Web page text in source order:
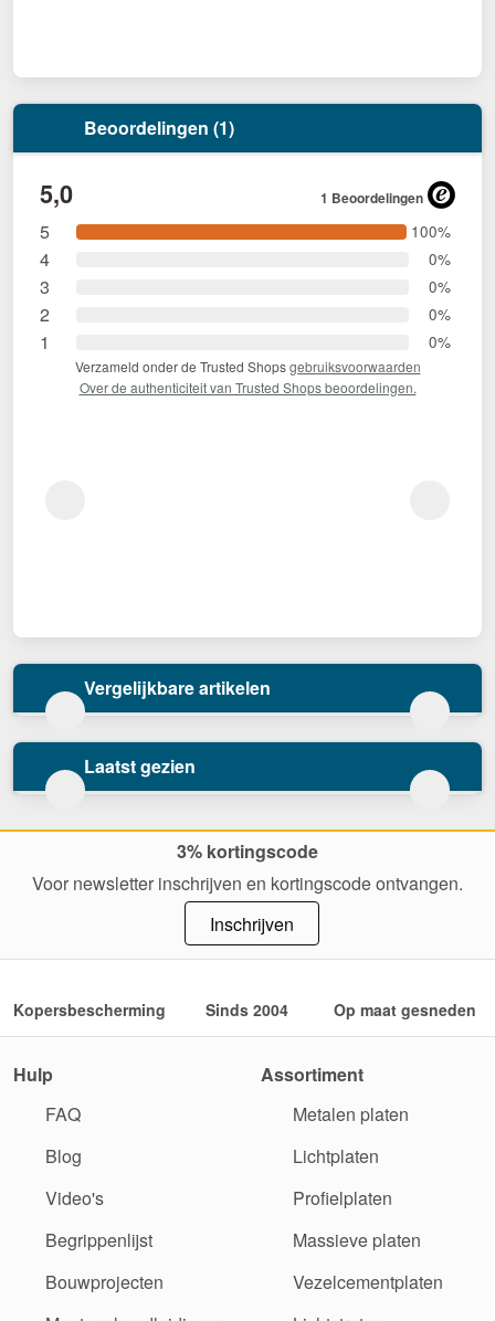
Beoordelingen (1)
5,0 1 Beoordelingen
5 100%
4 0%
3 0%
2 0%
1 0%
Verzameld onder de Trusted Shopsgebruiksvoorwaarden
Over de authenticiteit van Trusted Shops beoordelingen.
Vergelijkbare artikelen
Laatst gezien
3% kortingscode
Voor newsletter inschrijven en kortingscode ontvangen.
Inschrijven
Kopersbescherming Sinds 2004 Op maat gesneden
Hulp
FAQ
Blog
Video's
Begrippenlijst
Bouwprojecten
Assortiment
Metalen platen
Lichtplaten
Profielplaten
Massieve platen
Vezelcementplaten